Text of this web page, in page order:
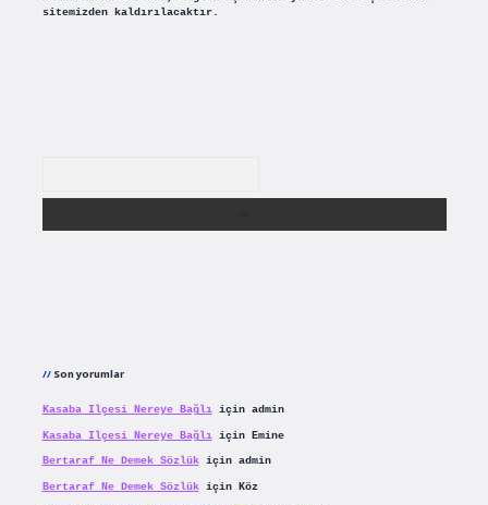
sitemizden kaldırılacaktır.
Son yorumlar
Kasaba Ilçesi Nereye Bağlıiçin admin
Kasaba Ilçesi Nereye Bağlıiçin Emine
Bertaraf Ne Demek Sözlükiçin admin
Bertaraf Ne Demek Sözlükiçin Köz